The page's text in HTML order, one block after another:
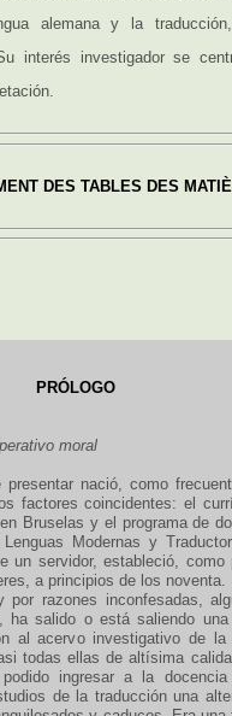
alemana y la
interés investigador se
DES TABLES DES
PRÓLOGO
moral
nació, como
factores coincidentes: el
Bruselas y el programa de
Modernas y
un servidor, estableció, como
a principios de los noventa.
por razones inconfesadas,
ha salido o está saliendo
al acervo investigativo de la
todas ellas de altísima
ingresar a la docencia
de la traducción una